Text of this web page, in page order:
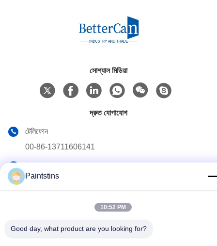
সোশ্যাল মিডিয়া
দ্রুত যোগাযোগ
টেলিফোন
00-86-13711606141
gembettercan@gmail.com
গুয়াংডং প্রদেশের গুয়াংজু শহরের হুয়াদু জেলার হুয়াচেং রাস্তা।
Paintstins
10:52 PM
Good day, what product are you looking for?